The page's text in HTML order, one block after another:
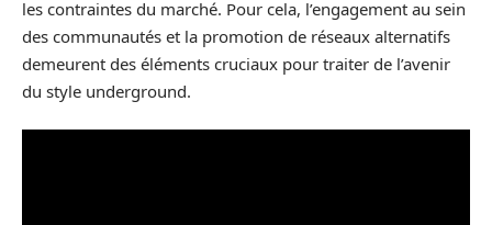
les contraintes du marché. Pour cela, l’engagement au sein
des communautés et la promotion de réseaux alternatifs
demeurent des éléments cruciaux pour traiter de l’avenir
du style underground.